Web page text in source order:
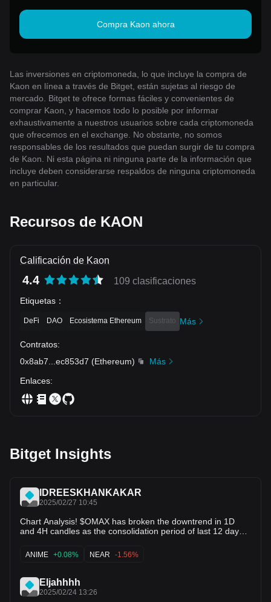
Compra Kaon ahora
Las inversiones en criptomoneda, lo que incluye la compra de
Kaon en línea a través de Bitget, están sujetas al riesgo de
mercado. Bitget te ofrece formas fáciles y convenientes de
comprar Kaon, y hacemos todo lo posible por informar
exhaustivamente a nuestros usuarios sobre cada criptomoneda
que ofrecemos en el exchange. No obstante, no somos
responsables de los resultados que puedan surgir de tu compra
de Kaon. Ni esta página ni ninguna parte de la información que
incluye deben considerarse respaldos de ninguna criptomoneda
en particular.
Recursos de KAON
Calificación de Kaon
4.4 109 clasificaciones
Etiquetas ：
DeFi DAO Ecosistema Ethereum Sustrato Más
Contratos:
0x8ab7
ec853d7 (Ethereum)
Más
Enlaces:
Bitget Insights
IDREESKHANKAKAR
2025/02/27 10:45
Chart Analysis! $OMAX has broken the downtrend in 1D
and 4H candles as the consolidation period of last 12 days
may see new all time high in near future. pack your bags
with $OMAX and keep holding for the moment. let's fly🚀🚀
$DOGE $ANIME $CPOOL $COOKIE $DAO $KAON $BOND
$ORBS
ANIME +0.08% NEAR -1.56%
Eljahhhh
2025/02/24 13:26